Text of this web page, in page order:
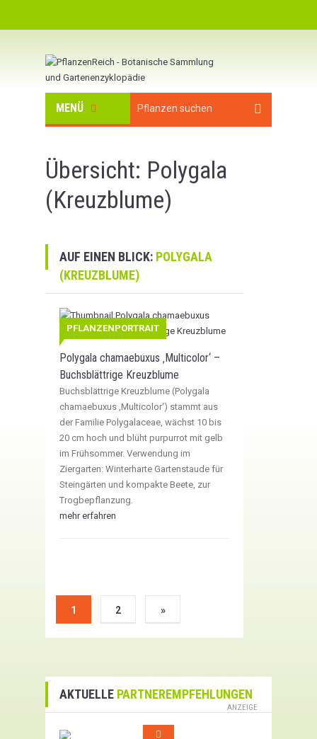
MENÜ
Übersicht: Polygala
(Kreuzblume)
AUF EINEN BLICK: POLYGALA
(KREUZBLUME)
PFLANZENPORTRAIT
Polygala chamaebuxus ‚Multicolor‘ –
Buchsblättrige Kreuzblume
Buchsblättrige Kreuzblume (Polygala
chamaebuxus ‚Multicolor‘) stammt aus
der Familie Polygalaceae, wächst 10 bis
20 cm hoch und blüht purpurrot mit gelb
im Frühsommer. Verwendung im
Ziergarten: Winterharte Gartenstaude für
Steingärten und kompakte Beete, zur
Trogbepflanzung.
mehr erfahren
1 2 »
AKTUELLE PARTNEREMPFEHLUNGEN
ANZEIGE